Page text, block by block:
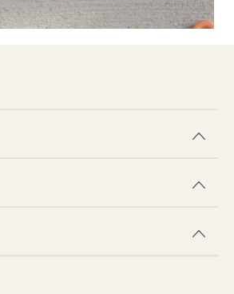
kreatives Spielen
Rezept für Zaubersand zum
Mit nur 3 Zutaten gestaltest du